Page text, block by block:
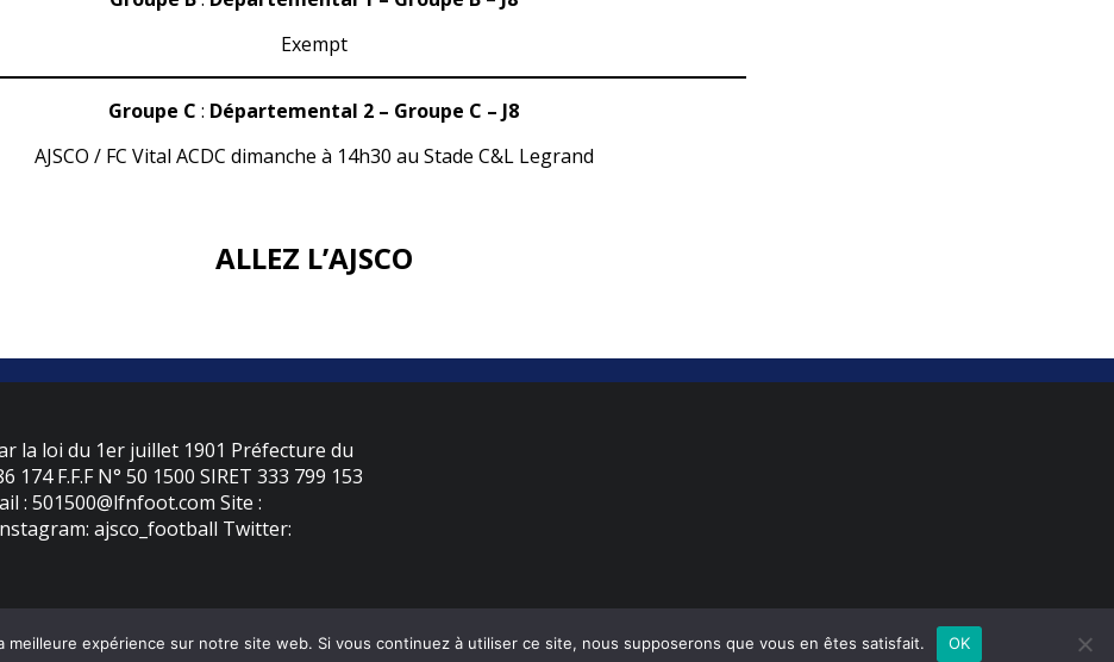
Exempt
Groupe C : Départemental 2 – Groupe C – J8
AJSCO / FC Vital ACDC dimanche à 14h30 au Stade C&L Legrand
ALLEZ L’AJSCO
la loi du 1er juillet 1901 Préfecture du
174 F.F.F N° 50 1500 SIRET 333 799 153
: 501500@lfnfoot.com Site :
ajsco_football Twitter:
MENTIONS LÉGALES
meilleure expérience sur notre site web. Si vous continuez à utiliser ce site, nous supposerons que vous en êtes satisfait. OK